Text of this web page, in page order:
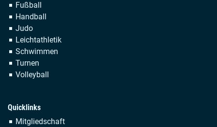
Fußball
Handball
Judo
Leichtathletik
Schwimmen
Turnen
Volleyball
Quicklinks
Navigation
Mitgliedschaft